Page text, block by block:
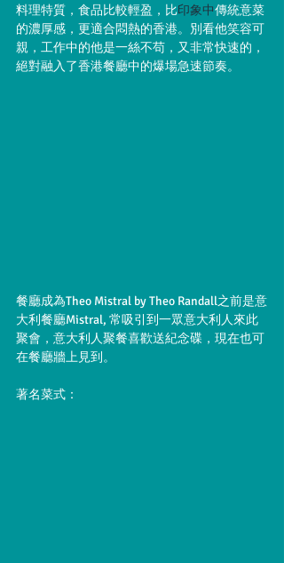
料理特質，食品比較輕盈，比印象中傳統意菜
的濃厚感，更適合悶熱的香港。別看他笑容可
親，工作中的他是一絲不苟，又非常快速的，
絕對融入了香港餐廳中的爆場急速節奏。
餐廳成為Theo Mistral by Theo Randall之前是意
大利餐廳Mistral, 常吸引到一眾意大利人來此
聚會，意大利人聚餐喜歡送紀念碟，現在也可
在餐廳牆上見到。
著名菜式：